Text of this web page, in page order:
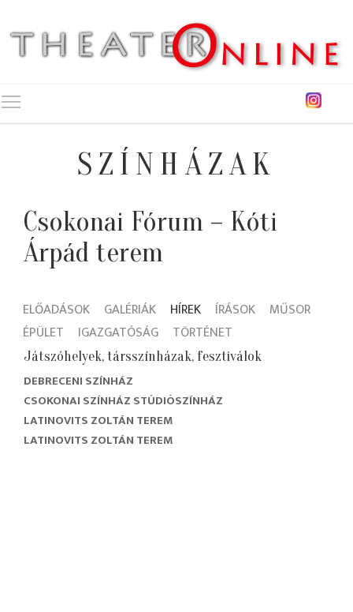
SZÍNHÁZAK
Csokonai Fórum – Kóti
Árpád terem
ELŐADÁSOK GALÉRIÁK HÍREK ÍRÁSOK
MŰSOR
ÉPÜLET
IGAZGATÓSÁG TÖRTÉNET
Játszóhelyek, társszínházak, fesztiválok
DEBRECENI SZÍNHÁZ
CSOKONAI SZÍNHÁZ STÚDIÓSZÍNHÁZ
LATINOVITS ZOLTÁN TEREM
LATINOVITS ZOLTÁN TEREM